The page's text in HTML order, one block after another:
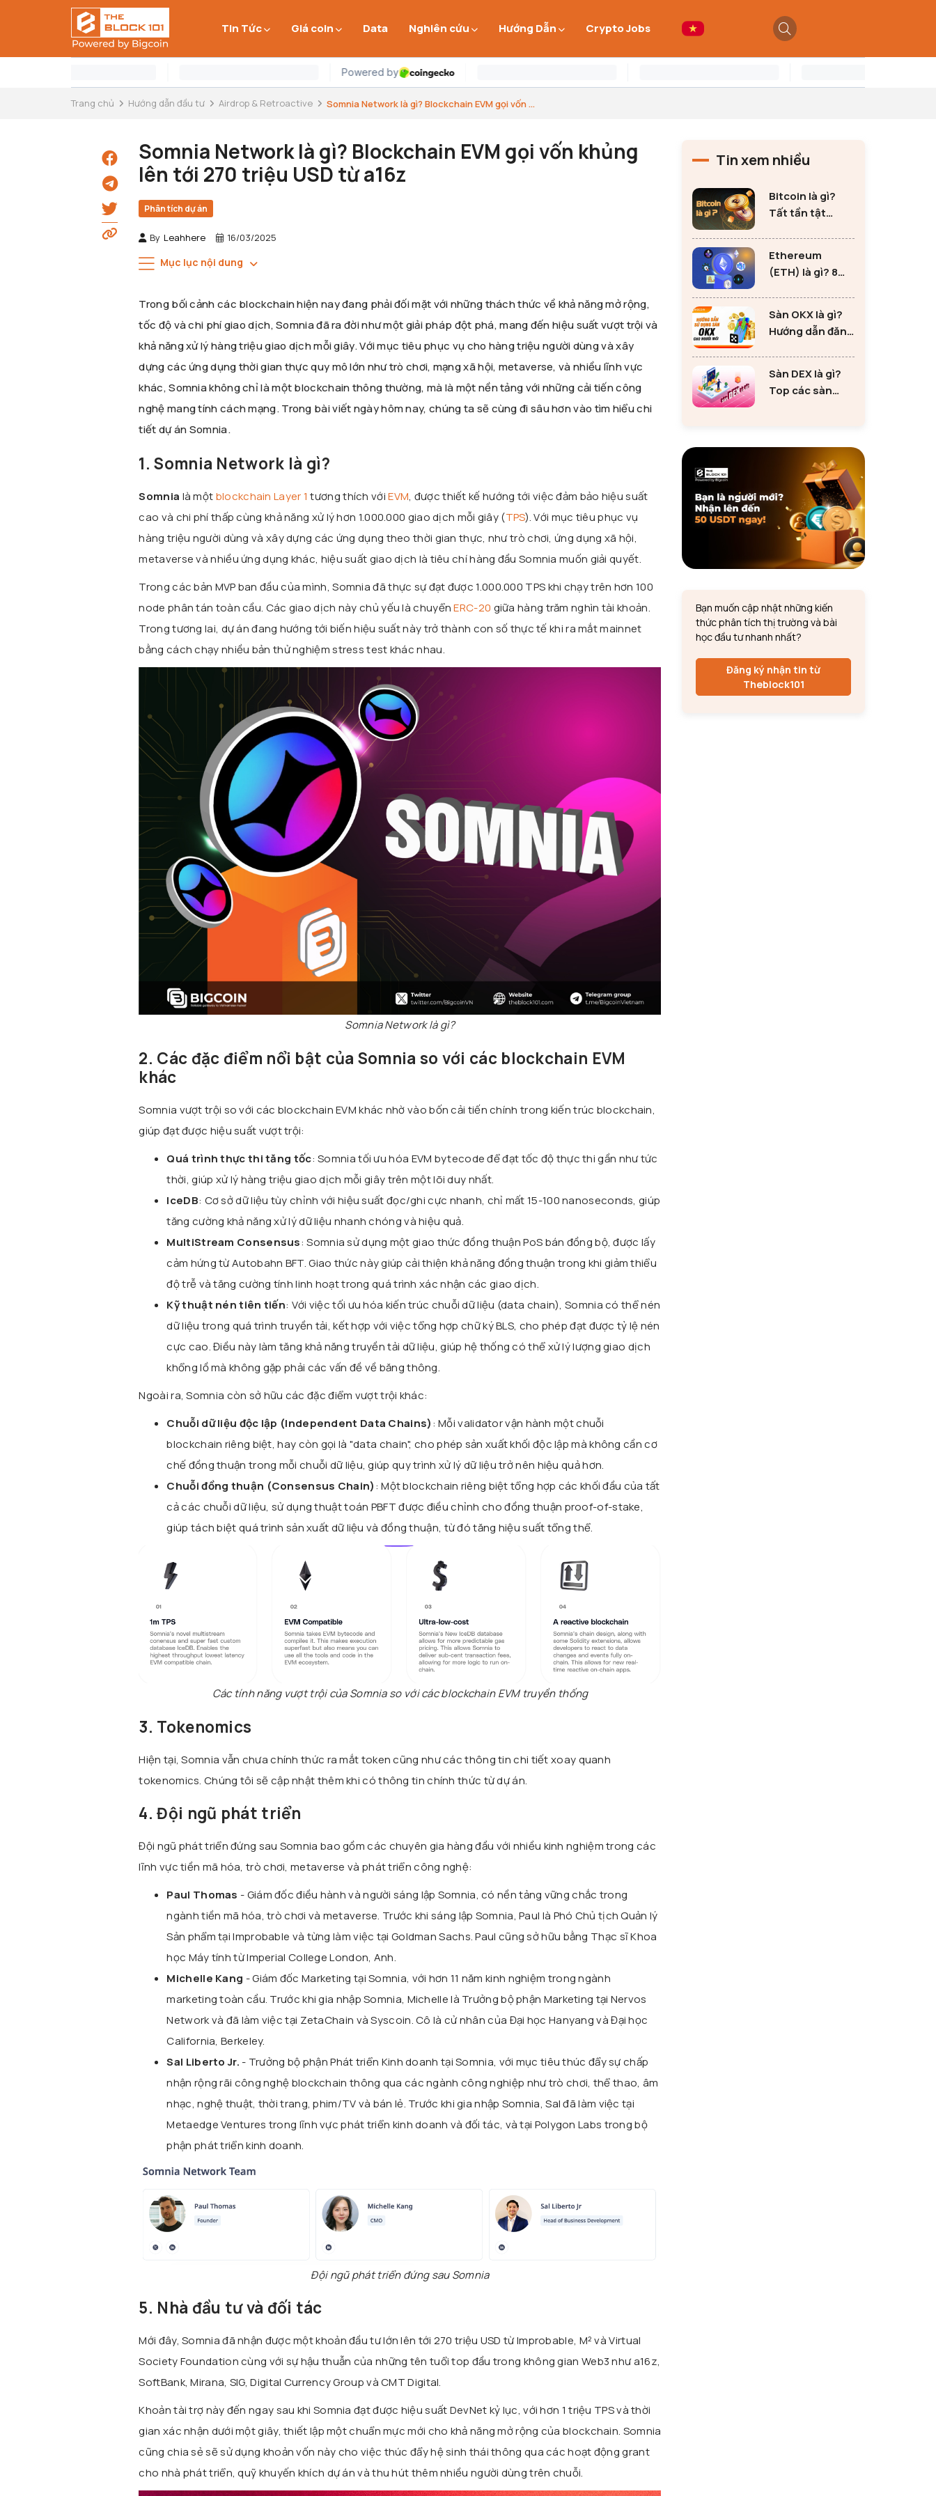
Tin Tức Giá coin Data Nghiên cứu Hướng Dẫn Crypto Jobs
Trang chủ Hướng dẫn đầu tư Airdrop & Retroactive Somnia Network là gì? Blockchain EVM gọi vốn ...
Somnia Network là gì? Blockchain EVM gọi vốn khủng
lên tới 270 triệu USD từ a16z
Phân tích dự án
By Leahhere 16/03/2025
Mục lục nội dung
Trong bối cảnh các blockchain hiện nay đang phải đối mặt với những thách thức về khả năng mở rộng,
tốc độ và chi phí giao dịch, Somnia đã ra đời như một giải pháp đột phá, mang đến hiệu suất vượt trội và
khả năng xử lý hàng triệu giao dịch mỗi giây. Với mục tiêu phục vụ cho hàng triệu người dùng và xây
dựng các ứng dụng thời gian thực quy mô lớn như trò chơi, mạng xã hội, metaverse, và nhiều lĩnh vực
khác, Somnia không chỉ là một blockchain thông thường, mà là một nền tảng với những cải tiến công
nghệ mang tính cách mạng. Trong bài viết ngày hôm nay, chúng ta sẽ cùng đi sâu hơn vào tìm hiểu chi
tiết dự án Somnia.
1. Somnia Network là gì?
Somnia là mộtblockchain Layer 1 tương thích vớiEVM, được thiết kế hướng tới việc đảm bảo hiệu suất
cao và chi phí thấp cùng khả năng xử lý hơn 1.000.000 giao dịch mỗi giây (TPS). Với mục tiêu phục vụ
hàng triệu người dùng và xây dựng các ứng dụng theo thời gian thực, như trò chơi, ứng dụng xã hội,
metaverse và nhiều ứng dụng khác, hiệu suất giao dịch là tiêu chí hàng đầu Somnia muốn giải quyết.
Trong các bản MVP ban đầu của mình, Somnia đã thực sự đạt được 1.000.000 TPS khi chạy trên hơn 100
node phân tán toàn cầu. Các giao dịch này chủ yếu là chuyểnERC-20 giữa hàng trăm nghìn tài khoản.
Trong tương lai, dự án đang hướng tới biến hiệu suất này trở thành con số thực tế khi ra mắt mainnet
bằng cách chạy nhiều bản thử nghiệm stress test khác nhau.
Somnia Network là gì?
2. Các đặc điểm nổi bật của Somnia so với các blockchain EVM
khác
Somnia vượt trội so với các blockchain EVM khác nhờ vào bốn cải tiến chính trong kiến trúc blockchain,
giúp đạt được hiệu suất vượt trội:
Quá trình thực thi tăng tốc: Somnia tối ưu hóa EVM bytecode để đạt tốc độ thực thi gần như tức
thời, giúp xử lý hàng triệu giao dịch mỗi giây trên một lõi duy nhất.
IceDB: Cơ sở dữ liệu tùy chỉnh với hiệu suất đọc/ghi cực nhanh, chỉ mất 15-100 nanoseconds, giúp
tăng cường khả năng xử lý dữ liệu nhanh chóng và hiệu quả.
MultiStream Consensus: Somnia sử dụng một giao thức đồng thuận PoS bán đồng bộ, được lấy
cảm hứng từ Autobahn BFT. Giao thức này giúp cải thiện khả năng đồng thuận trong khi giảm thiểu
độ trễ và tăng cường tính linh hoạt trong quá trình xác nhận các giao dịch.
Kỹ thuật nén tiên tiến: Với việc tối ưu hóa kiến trúc chuỗi dữ liệu (data chain), Somnia có thể nén
dữ liệu trong quá trình truyền tải, kết hợp với việc tổng hợp chữ ký BLS, cho phép đạt được tỷ lệ nén
cực cao. Điều này làm tăng khả năng truyền tải dữ liệu, giúp hệ thống có thể xử lý lượng giao dịch
khổng lồ mà không gặp phải các vấn đề về băng thông.
Ngoài ra, Somnia còn sở hữu các đặc điểm vượt trội khác:
Chuỗi dữ liệu độc lập (Independent Data Chains): Mỗi validator vận hành một chuỗi
blockchain riêng biệt, hay còn gọi là "data chain", cho phép sản xuất khối độc lập mà không cần cơ
chế đồng thuận trong mỗi chuỗi dữ liệu, giúp quy trình xử lý dữ liệu trở nên hiệu quả hơn.
Chuỗi đồng thuận (Consensus Chain): Một blockchain riêng biệt tổng hợp các khối đầu của tất
cả các chuỗi dữ liệu, sử dụng thuật toán PBFT được điều chỉnh cho đồng thuận proof-of-stake,
giúp tách biệt quá trình sản xuất dữ liệu và đồng thuận, từ đó tăng hiệu suất tổng thể.
Các tính năng vượt trội của Somnia so với các blockchain EVM truyền thống
3. Tokenomics
Hiện tại, Somnia vẫn chưa chính thức ra mắt token cũng như các thông tin chi tiết xoay quanh
tokenomics. Chúng tôi sẽ cập nhật thêm khi có thông tin chính thức từ dự án.
4. Đội ngũ phát triển
Đội ngũ phát triển đứng sau Somnia bao gồm các chuyên gia hàng đầu với nhiều kinh nghiệm trong các
lĩnh vực tiền mã hóa, trò chơi, metaverse và phát triển công nghệ:
Paul Thomas - Giám đốc điều hành và người sáng lập Somnia, có nền tảng vững chắc trong
ngành tiền mã hóa, trò chơi và metaverse. Trước khi sáng lập Somnia, Paul là Phó Chủ tịch Quản lý
Sản phẩm tại Improbable và từng làm việc tại Goldman Sachs. Paul cũng sở hữu bằng Thạc sĩ Khoa
học Máy tính từ Imperial College London, Anh.
Michelle Kang - Giám đốc Marketing tại Somnia, với hơn 11 năm kinh nghiệm trong ngành
marketing toàn cầu. Trước khi gia nhập Somnia, Michelle là Trưởng bộ phận Marketing tại Nervos
Network và đã làm việc tại ZetaChain và Syscoin. Cô là cử nhân của Đại học Hanyang và Đại học
California, Berkeley.
Sal Liberto Jr. - Trưởng bộ phận Phát triển Kinh doanh tại Somnia, với mục tiêu thúc đẩy sự chấp
nhận rộng rãi công nghệ blockchain thông qua các ngành công nghiệp như trò chơi, thể thao, âm
nhạc, nghệ thuật, thời trang, phim/TV và bán lẻ. Trước khi gia nhập Somnia, Sal đã làm việc tại
Metaedge Ventures trong lĩnh vực phát triển kinh doanh và đối tác, và tại Polygon Labs trong bộ
phận phát triển kinh doanh.
Đội ngũ phát triển đứng sau Somnia
5. Nhà đầu tư và đối tác
Mới đây, Somnia đã nhận được một khoản đầu tư lớn lên tới 270 triệu USD từ Improbable, M² và Virtual
Society Foundation cùng với sự hậu thuẫn của những tên tuổi top đầu trong không gian Web3 như a16z,
SoftBank, Mirana, SIG, Digital Currency Group và CMT Digital.
Khoản tài trợ này đến ngay sau khi Somnia đạt được hiệu suất DevNet kỷ lục, với hơn 1 triệu TPS và thời
gian xác nhận dưới một giây, thiết lập một chuẩn mực mới cho khả năng mở rộng của blockchain. Somnia
cũng chia sẻ sẽ sử dụng khoản vốn này cho việc thúc đẩy hệ sinh thái thông qua các hoạt động grant
cho nhà phát triển, quỹ khuyến khích dự án và thu hút thêm nhiều người dùng trên chuỗi.
Tin xem nhiều
Bitcoin là gì?
Tất tần tật
Bitcoin
Ethereum
(ETH) là gì? 8
tư Ethereum
Sàn OKX là gì?
Hướng dẫn đăng
mới
Sàn DEX là gì?
Top các sàn
Bạn muốn cập nhật những kiến
thức phân tích thị trường và bài
học đầu tư nhanh nhất?
Đăng ký nhận tin từ
Theblock101